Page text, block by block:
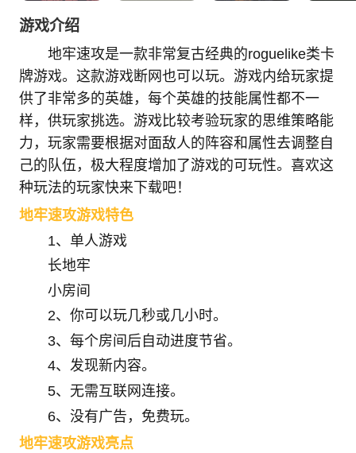
游戏介绍
地牢速攻是一款非常复古经典的roguelike类卡
牌游戏。这款游戏断网也可以玩。游戏内给玩家提
供了非常多的英雄，每个英雄的技能属性都不一
样，供玩家挑选。游戏比较考验玩家的思维策略能
力，玩家需要根据对面敌人的阵容和属性去调整自
己的队伍，极大程度增加了游戏的可玩性。喜欢这
种玩法的玩家快来下载吧！
地牢速攻游戏特色
1、单人游戏
长地牢
小房间
2、你可以玩几秒或几小时。
3、每个房间后自动进度节省。
4、发现新内容。
5、无需互联网连接。
6、没有广告，免费玩。
地牢速攻游戏亮点